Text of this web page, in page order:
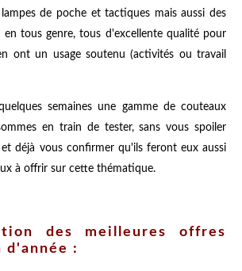
de poche et tactiques mais aussi des
en tous genre, tous d'excellente qualité pour
ont un usage soutenu (activités ou travail
semaines une gamme de couteaux
en train de tester, sans vous spoiler
déjà vous confirmer qu'ils feront eux aussi
à offrir sur cette thématique.
des meilleures offres
: